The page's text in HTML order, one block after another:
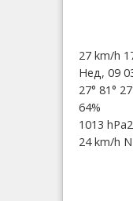
27 km/h
Нед, 09
27° 81°
64%
1013 hPa
24 km/h N